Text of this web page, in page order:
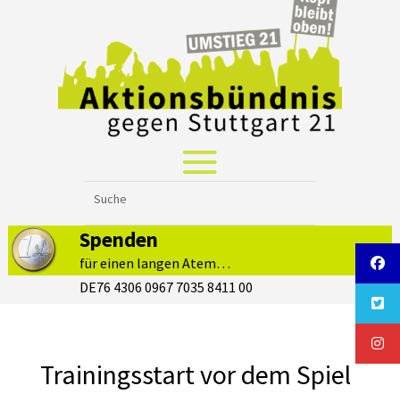
Spenden
für einen langen Atem…
DE76 4306 0967 7035 8411 00
Trainingsstart vor dem Spiel